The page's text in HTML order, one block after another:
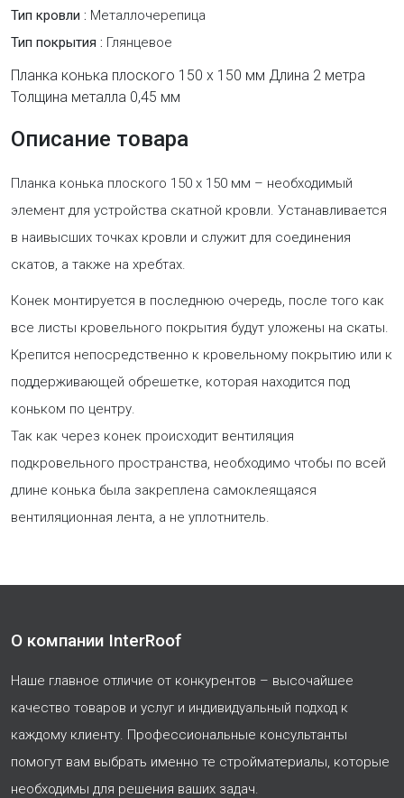
Тип кровли : Металлочерепица
Тип покрытия : Глянцевое
Планка конька плоского 150 х 150 мм Длина 2 метра
Толщина металла 0,45 мм
Описание товара
Планка конька плоского 150 х 150 мм – необходимый
элемент для устройства скатной кровли. Устанавливается
в наивысших точках кровли и служит для соединения
скатов, а также на хребтах.
Конек монтируется в последнюю очередь, после того как
все листы кровельного покрытия будут уложены на скаты.
Крепится непосредственно к кровельному покрытию или к
поддерживающей обрешетке, которая находится под
коньком по центру.
Так как через конек происходит вентиляция
подкровельного пространства, необходимо чтобы по всей
длине конька была закреплена самоклеящаяся
вентиляционная лента, а не уплотнитель.
О компании InterRoof
Наше главное отличие от конкурентов – высочайшее
качество товаров и услуг и индивидуальный подход к
каждому клиенту. Профессиональные консультанты
помогут вам выбрать именно те стройматериалы, которые
необходимы для решения ваших задач.